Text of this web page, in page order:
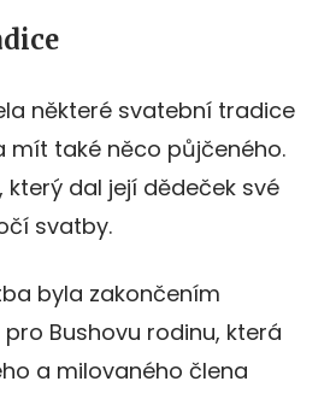
některé svatební tradice
mít také něco půjčeného.
který dal její dědeček své
svatby.
byla zakončením
Bushovu rodinu, která
a milovaného člena